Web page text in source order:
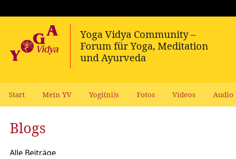
Start Mein YV Yogi(ni)s Fotos Videos Audio
Blogs
Alle Beiträge